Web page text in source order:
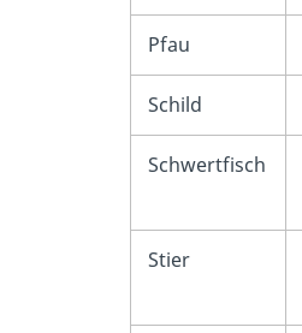
Pfau
Schild
Schwertfisch
Stier